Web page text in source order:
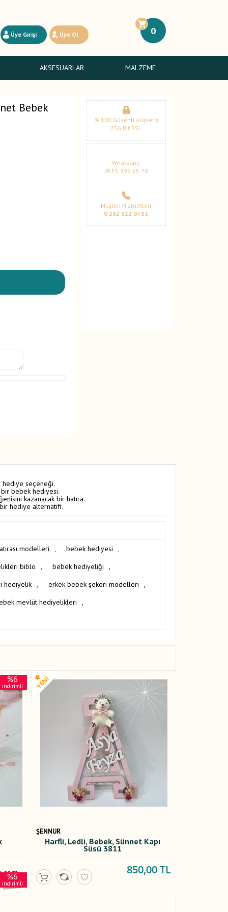
0
Üye Girişi Üye Ol
AKSESUARLAR MALZEME
Bebek
% 100 Güvenli Alışveriş
256 Bit SSL
Whatsapp
0555 995 55 78
Müşteri Hizmetleri
0 262 322 07 51
seçeneği.
bir bebek hediyesi.
kazanacak bir hatıra.
hediye alternatifi.
modelleri , bebek hediyesi
,
biblo , bebek hediyeliği
,
hediyelik , erkek bebek şekeri modelleri
,
mevlüt hediyelikleri
,
%6
indirimli
TL
TL
%6
indirimli
ŞENNUR
Harfli, Ledli, Bebek, Sünnet Kapı
Süsü 3811
850,00 TL